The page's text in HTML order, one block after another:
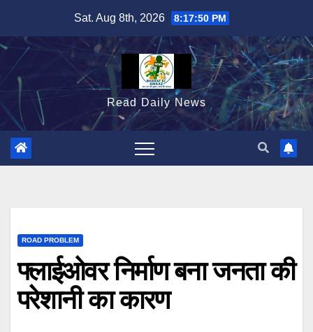
content
Sat. Aug 8th, 2026 8:17:51 PM
Read Daily News
ROAD PROBLEM
फ्लाईओवर निर्माण बना जनता की
परेशानी का कारण